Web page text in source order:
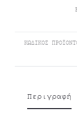
ΚΩΔΙΚΌΣ
Περιγραφή